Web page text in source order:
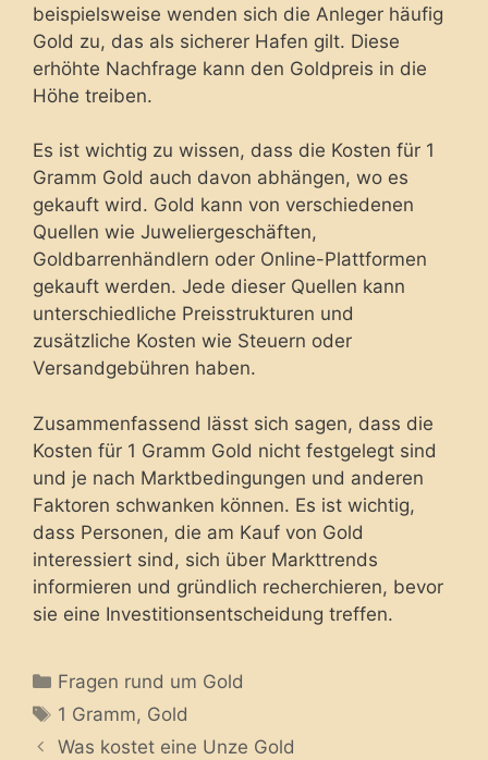
beispielsweise wenden sich die Anleger häufig
Gold zu, das als sicherer Hafen gilt. Diese
erhöhte Nachfrage kann den Goldpreis in die
Höhe treiben.
Es ist wichtig zu wissen, dass die Kosten für 1
Gramm Gold auch davon abhängen, wo es
gekauft wird. Gold kann von verschiedenen
Quellen wie Juweliergeschäften,
Goldbarrenhändlern oder Online-Plattformen
gekauft werden. Jede dieser Quellen kann
unterschiedliche Preisstrukturen und
zusätzliche Kosten wie Steuern oder
Versandgebühren haben.
Zusammenfassend lässt sich sagen, dass die
Kosten für 1 Gramm Gold nicht festgelegt sind
und je nach Marktbedingungen und anderen
Faktoren schwanken können. Es ist wichtig,
dass Personen, die am Kauf von Gold
interessiert sind, sich über Markttrends
informieren und gründlich recherchieren, bevor
sie eine Investitionsentscheidung treffen.
Categories
Fragen rund um Gold
Tags
1 Gramm, Gold
Was kostet eine Unze Gold